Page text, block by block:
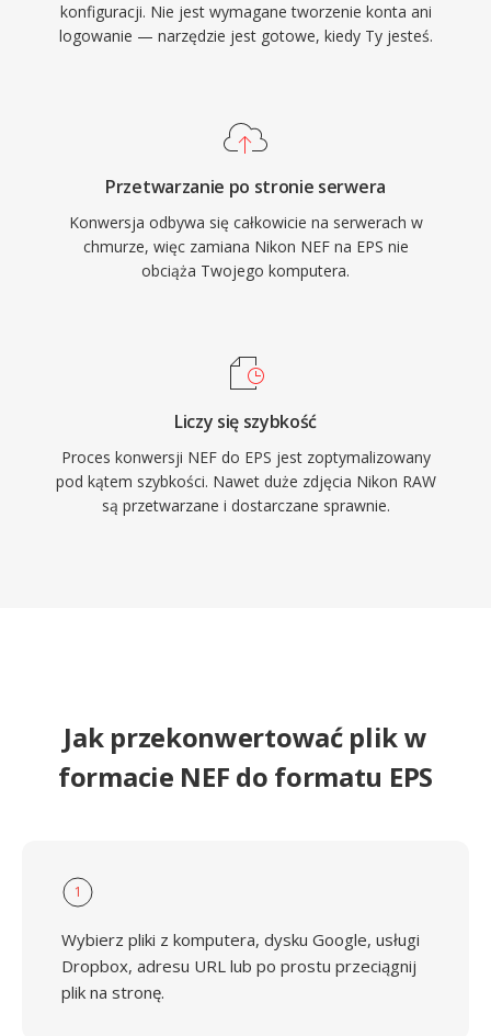
konfiguracji. Nie jest wymagane tworzenie konta ani
logowanie — narzędzie jest gotowe, kiedy Ty jesteś.
Przetwarzanie po stronie serwera
Konwersja odbywa się całkowicie na serwerach w
chmurze, więc zamiana Nikon NEF na EPS nie
obciąża Twojego komputera.
Liczy się szybkość
Proces konwersji NEF do EPS jest zoptymalizowany
pod kątem szybkości. Nawet duże zdjęcia Nikon RAW
są przetwarzane i dostarczane sprawnie.
Jak przekonwertować plik w
formacie NEF do formatu EPS
1
Wybierz pliki z komputera, dysku Google, usługi
Dropbox, adresu URL lub po prostu przeciągnij
plik na stronę.